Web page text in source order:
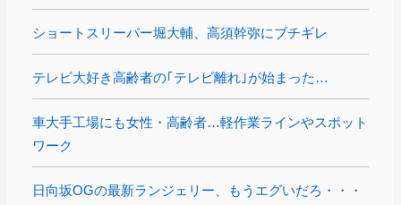
ショートスリーパー堀大輔、高須幹弥にブチギレ
テレビ大好き高齢者の｢テレビ離れ｣が始まった…
車大手工場にも女性・高齢者…軽作業ラインやスポット
ワーク
日向坂OGの最新ランジェリー、もうエグいだろ・・・